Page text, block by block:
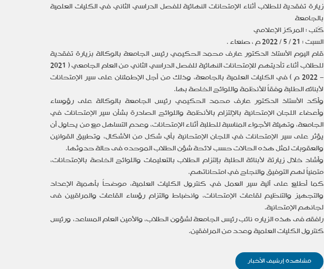
زيارة تفقدية للطلاب أثناء الإمتحانات النهائية للفصل الدراسي الثاني في الكليات العلمية
بالجامعة
كَتب : المركز الإعلامي
السبت : 21 / 5 /
2022م ، صنعاء .
قام اليوم الأستاذ الدكتورعارف محمد الحكيمي رئيس الجامعة بالوكالة بزيارة تفقدية
للطلاب أثناء تأديتهم للإمتحانات النهائية للفصل الدراسي الثاني من العام الجامعي ( 2021
– 2022 م ) في الكليات العلمية بالجامعة، وذلك من أجل الإطمئنان على سير الإمتحانات
لأبنائه الطلبة وفقاً للأنظمة واللوائح الخاصة بها.
وأكد الأستاذ الدكتورعارف محمد الحكيمي رئيس الجامعة بالوكالة على رؤوساء
وأعضاء اللجان الإمتحانية بالإلتزام بالأنظمة واللوائح الصادرة بشأن سير الإمتحانات في
الجامعة، وتهيئة الأجواء المناسبة للطلبة أثناء الإمتحانات، وعدم التساهل مع من يحاول أن
يؤثر على سير الإمتحانات في اللجان الإمتحانية بأي شكل من الأشكال، وتطبيق القوانين
والعقوبات لمثل هذه الحالات حسب لائحة شؤن الطلاب الموحده فى حالة حدوثها.
وأشاد خلال زيارتة لأبنائة الطلبة بإلتزام الطلاب بالتعليمات واللوائح الخاصة بالإمتحانات،
متمنياً لهم التوفيق والنجاح في امتحاناتهم.
كما أطلع على آلية سير العمل في كنترول الكليات العلمية، موضحاً بأهميةالإعداد
والتجهيز والتنظيم لقاعات الإمتحانات، وانضباط والتزام رؤساء القاعات والمراقبين فى
لجانهم الإمتحانية.
رافقه فى هذه الزياره نائب رئيس الجامعة لشؤون الطلاب، والأمين العام المساعد، ورئيس
كنترول الكليات العلمية وعدد من المرافقين.
مشاهدة إرشيف الأخبار